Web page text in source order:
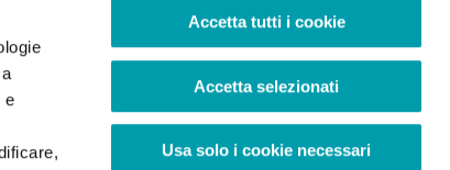
e
Accetta tutti i cookie
Accetta selezionati
Usa solo i cookie necessari